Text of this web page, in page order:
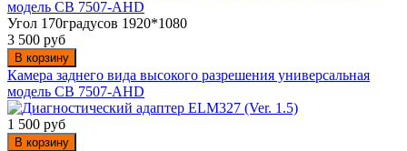
Угол 170градусов 1920*1080
3 500 руб
В корзину
Камера заднего вида высокого разрешения универсальная
модель CB 7507-AHD
1 500 руб
В корзину